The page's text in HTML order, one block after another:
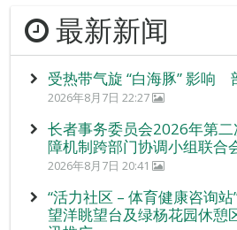
最新新闻
受热带气旋 “白海豚” 影响
2026年8月7日 22:27
长者事务委员会2026年第
障机制跨部门协调小组联合
2026年8月7日 20:41
“活力社区 – 体育健康咨询
望洋眺望台及绿杨花园休憩